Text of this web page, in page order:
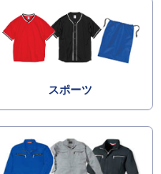
スポーツ